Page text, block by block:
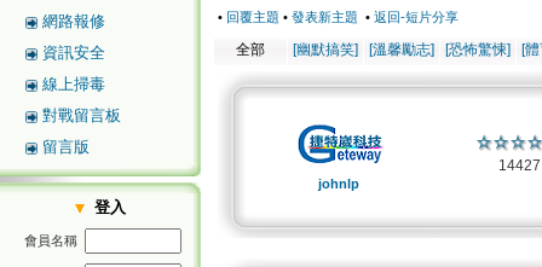
網路報修
資訊安全
線上掃毒
對戰留言板
留言版
登入
會員名稱
• 回覆主題 • 發表新主題 • 返回-短片分享
全部 [幽默搞笑] [溫馨勵志] [恐怖驚悚] [
johnlp